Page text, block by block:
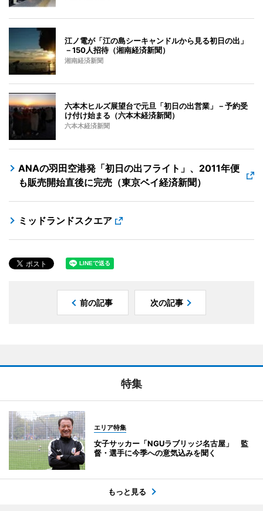
江ノ電が「江の島シーキャンドルから見る初日の出」
－150人招待（湘南経済新聞）
湘南経済新聞
六本木ヒルズ展望台で元旦「初日の出営業」－予約受
け付け始まる（六本木経済新聞）
六本木経済新聞
ANAの羽田空港発「初日の出フライト」、2011年便
も販売開始直後に完売（東京ベイ経済新聞）
ミッドランドスクエア
前の記事 次の記事
特集
エリア特集
女子サッカー「NGUラブリッジ名古屋」 監
督・選手に今季への意気込みを聞く
もっと見る